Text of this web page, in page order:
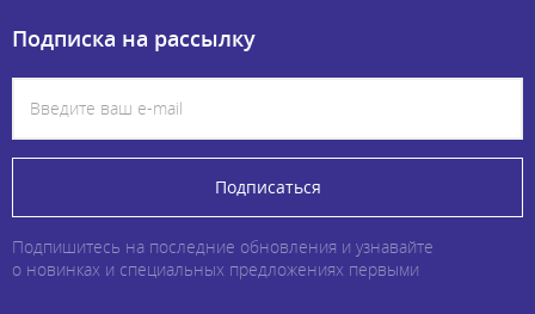
Подписка на рассылку
Подписаться
Подпишитесь на последние обновления и узнавайте
о новинках и специальных предложениях первыми